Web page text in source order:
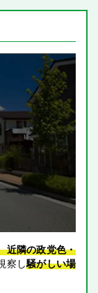
近隣の政党色・
察し騒がしい場